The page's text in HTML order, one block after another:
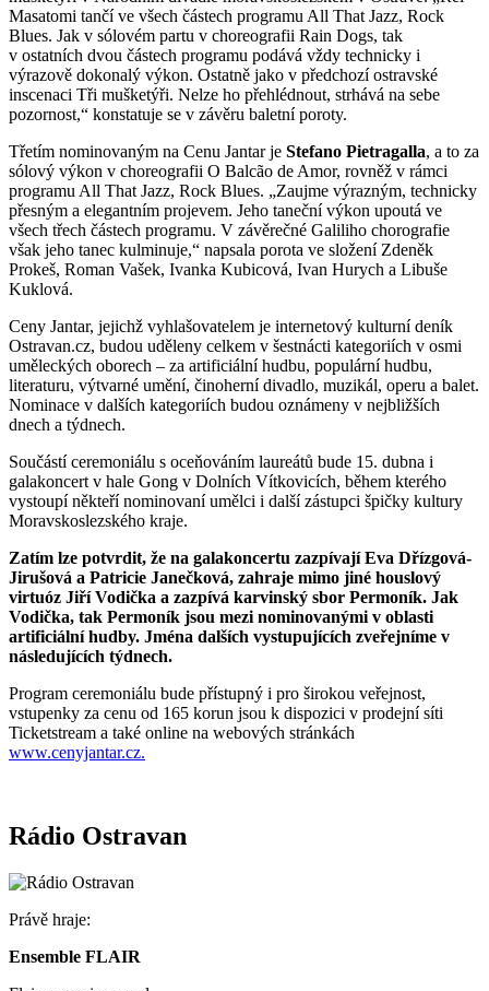
Masatomi tančí ve všech částech programu All That Jazz, Rock
Blues. Jak v sólovém partu v choreografii Rain Dogs, tak
v ostatních dvou částech programu podává vždy technicky i
výrazově dokonalý výkon. Ostatně jako v předchozí ostravské
inscenaci Tři mušketýři. Nelze ho přehlédnout, strhává na sebe
pozornost,“ konstatuje se v závěru baletní poroty.
Třetím nominovaným na Cenu Jantar je Stefano Pietragalla, a to za
sólový výkon v choreografii O Balcão de Amor, rovněž v rámci
programu All That Jazz, Rock Blues. „Zaujme výrazným, technicky
přesným a elegantním projevem. Jeho taneční výkon upoutá ve
všech třech částech programu. V závěrečné Galiliho chorografie
však jeho tanec kulminuje,“ napsala porota ve složení Zdeněk
Prokeš, Roman Vašek, Ivanka Kubicová, Ivan Hurych a Libuše
Kuklová.
Ceny Jantar, jejichž vyhlašovatelem je internetový kulturní deník
Ostravan.cz, budou uděleny celkem v šestnácti kategoriích v osmi
uměleckých oborech – za artificiální hudbu, populární hudbu,
literaturu, výtvarné umění, činoherní divadlo, muzikál, operu a balet.
Nominace v dalších kategoriích budou oznámeny v nejbližších
dnech a týdnech.
Součástí ceremoniálu s oceňováním laureátů bude 15. dubna i
galakoncert v hale Gong v Dolních Vítkovicích, během kterého
vystoupí někteří nominovaní umělci i další zástupci špičky kultury
Moravskoslezského kraje.
Zatím lze potvrdit, že na galakoncertu zazpívají Eva Dřízgová-
Jirušová a Patricie Janečková, zahraje mimo jiné houslový
virtuóz Jiří Vodička a zazpívá karvinský sbor Permoník. Jak
Vodička, tak Permoník jsou mezi nominovanými v oblasti
artificiální hudby. Jména dalších vystupujících zveřejníme v
následujících týdnech.
Program ceremoniálu bude přístupný i pro širokou veřejnost,
vstupenky za cenu od 165 korun jsou k dispozici v prodejní síti
Ticketstream a také online na webových stránkách
www.cenyjantar.cz.
Rádio Ostravan
Právě hraje:
Ensemble FLAIR